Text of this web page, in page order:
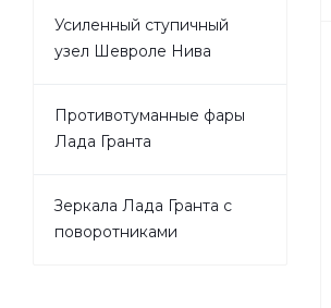
Усиленный ступичный
узел Шевроле Нива
Противотуманные фары
Лада Гранта
Зеркала Лада Гранта с
поворотниками